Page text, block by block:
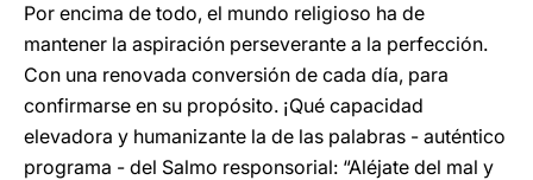
Por encima de todo, el mundo religioso ha de
mantener la aspiración perseverante a la perfección.
Con una renovada conversión de cada día, para
confirmarse en su propósito. ¡Qué capacidad
elevadora y humanizante la de las palabras - auténtico
programa - del Salmo responsorial: “Aléjate del mal y